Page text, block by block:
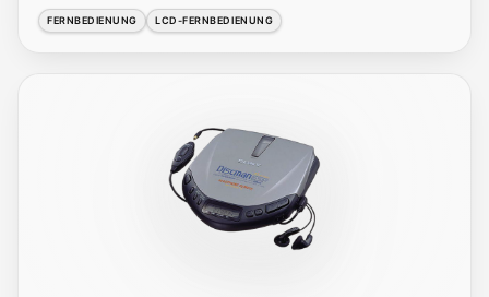
FERNBEDIENUNG LCD-FERNBEDIENUNG